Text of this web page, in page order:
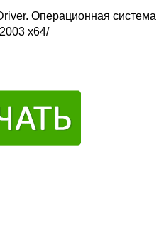
Операционная
x64/